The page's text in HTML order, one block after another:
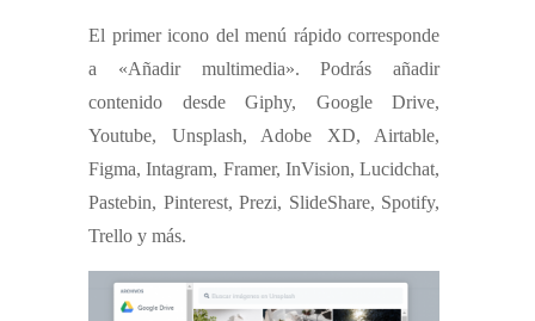
El primer icono del menú rápido corresponde
a «Añadir multimedia». Podrás añadir
contenido desde Giphy, Google Drive,
Youtube, Unsplash, Adobe XD, Airtable,
Figma, Intagram, Framer, InVision, Lucidchat,
Pastebin, Pinterest, Prezi, SlideShare, Spotify,
Trello y más.